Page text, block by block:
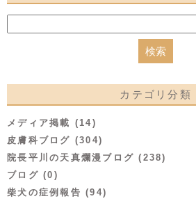
カテゴリ分類
メディア掲載 (14)
皮膚科ブログ (304)
院長平川の天真爛漫ブログ (238)
ブログ (0)
柴犬の症例報告 (94)